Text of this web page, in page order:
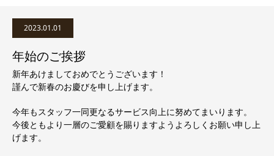
2023.01.01
年始のご挨拶
新年あけましておめでとうございます！
謹んで新春のお慶びを申し上げます。
今年もスタッフ一同更なるサービス向上に努めてまいります。
今後ともより一層のご愛顧を賜りますようよろしくお願い申し上
げます。